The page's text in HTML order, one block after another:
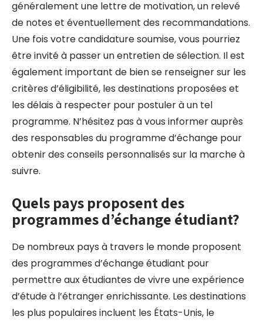
généralement une lettre de motivation, un relevé
de notes et éventuellement des recommandations.
Une fois votre candidature soumise, vous pourriez
être invité à passer un entretien de sélection. Il est
également important de bien se renseigner sur les
critères d’éligibilité, les destinations proposées et
les délais à respecter pour postuler à un tel
programme. N’hésitez pas à vous informer auprès
des responsables du programme d’échange pour
obtenir des conseils personnalisés sur la marche à
suivre.
Quels pays proposent des
programmes d’échange étudiant?
De nombreux pays à travers le monde proposent
des programmes d’échange étudiant pour
permettre aux étudiantes de vivre une expérience
d’étude à l’étranger enrichissante. Les destinations
les plus populaires incluent les États-Unis, le